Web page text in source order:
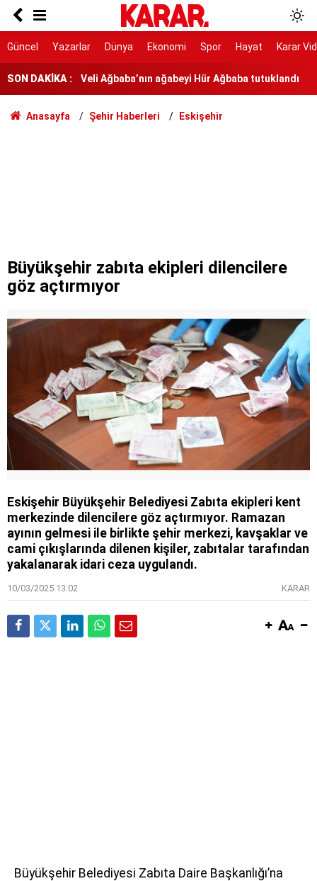
Güncel Yazarlar Dünya Ekonomi Spor Hayat Karar
SON DAKİKA :
Bir vatan vazifesi
Veli Ağbaba’nın ağabeyi Hür Ağbaba tutuklandı
Antalya Büyükşehir soruşturmasında 2 kişi
serbest
Salah neden Trabzonspor’u seçti?
geçiyor
Anasayfa Şehir Haberleri Eskişehir
Büyükşehir zabıta ekipleri dilencilere
göz açtırmıyor
Eskişehir Büyükşehir Belediyesi Zabıta ekipleri kent
merkezinde dilencilere göz açtırmıyor. Ramazan
ayının gelmesi ile birlikte şehir merkezi, kavşaklar ve
cami çıkışlarında dilenen kişiler, zabıtalar tarafından
yakalanarak idari ceza uygulandı.
10/03/2025 13:02 KARAR
Büyükşehir Belediyesi Zabıta Daire Başkanlığı’na